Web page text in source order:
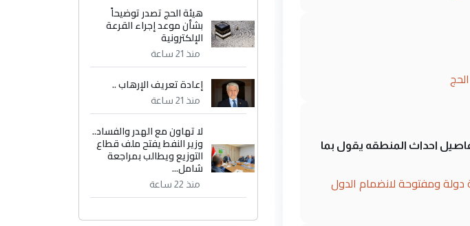
احداث المنطقه يقول بما
دولة ومفتوحة لانضمام الدول
هيئة الحج تصدر توضيحاً
بشأن موعد إجراء القرعة
الإلكترونية
منذ 21 ساعة
إعادة تعريف الإرهاب ..
منذ 21 ساعة
لا تهاون مع الهدر والفساد..
وزير النفط يفتح ملف قطاع
التوزيع ويطالب بمراجعة
شامل...
منذ 22 ساعة